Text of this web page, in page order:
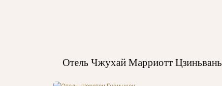
Отель Чжухай Марриотт Цзиньвань